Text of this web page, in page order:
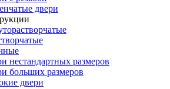
двери
нестандартных размеров
больших размеров
двери